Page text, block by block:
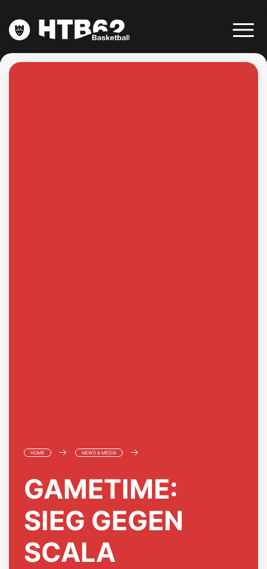
HOME NEWS & MEDIA
GAMETIME:
SIEG GEGEN
SCALA